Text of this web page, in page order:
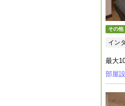
その他
イン
最大
部屋